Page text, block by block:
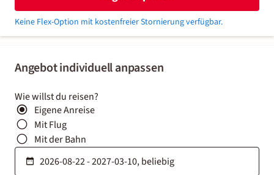
Angebot individuell anpassen
Wie willst du reisen?
Eigene Anreise
Mit Flug
Mit der Bahn
Keine Flex-Option mit kostenfreier Stornierung verfügbar.